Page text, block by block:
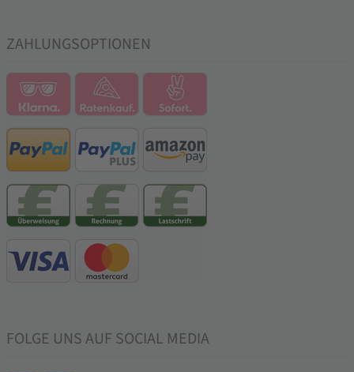
ZAHLUNGSOPTIONEN
FOLGE UNS AUF SOCIAL MEDIA